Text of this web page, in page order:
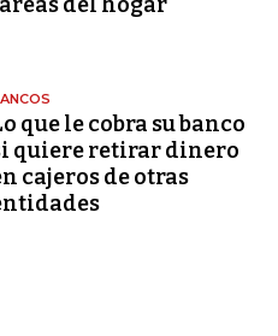
que le cobra su banco
quiere retirar dinero
cajeros de otras